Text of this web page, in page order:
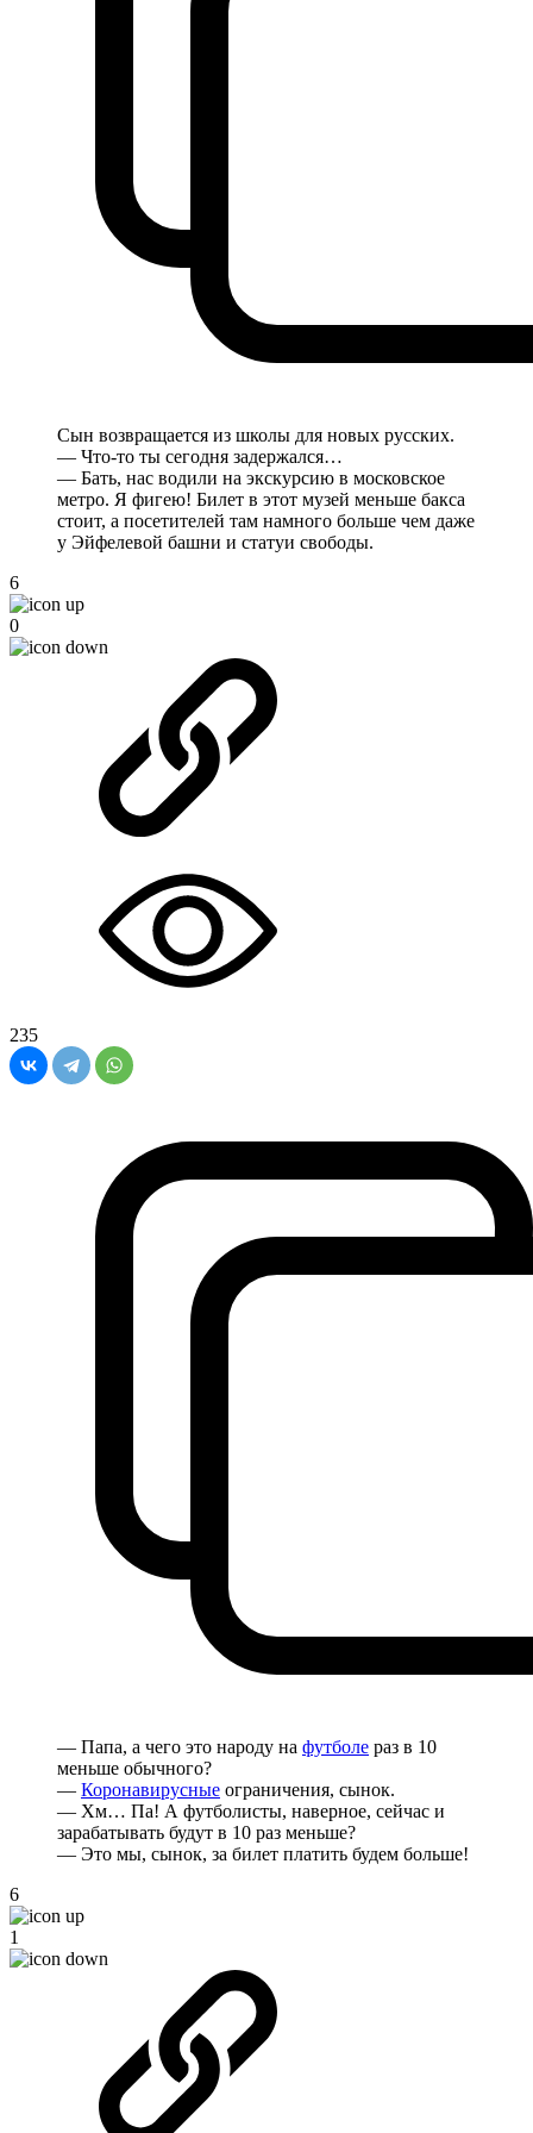
Сын возвращается из школы для новых русских.
— Что-то ты сегодня задержался…
— Бать, нас водили на экскурсию в московское
метро. Я фигею! Билет в этот музей меньше бакса
стоит, а посетителей там намного больше чем даже
у Эйфелевой башни и статуи свободы.
6
0
235
— Папа, а чего это народу на футболе раз в 10
меньше обычного?
— Коронавирусные ограничения, сынок.
— Хм… Па! А футболисты, наверное, сейчас и
зарабатывать будут в 10 раз меньше?
— Это мы, сынок, за билет платить будем больше!
6
1